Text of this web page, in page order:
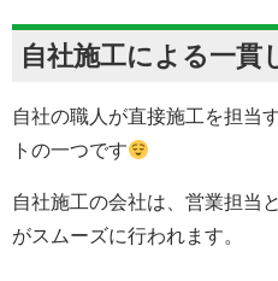
自社施工による一貫
自社の職人が直接施工を担当
トの一つです
自社施工の会社は、営業担当
がスムーズに行われます。